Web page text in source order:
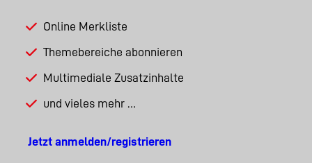
Online Merkliste
Themebereiche abonnieren
Multimediale Zusatzinhalte
und vieles mehr …
Jetzt anmelden/registrieren